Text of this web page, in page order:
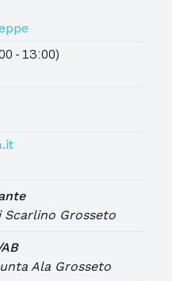
- 13:00)
Scarlino Grosseto
Ala Grosseto